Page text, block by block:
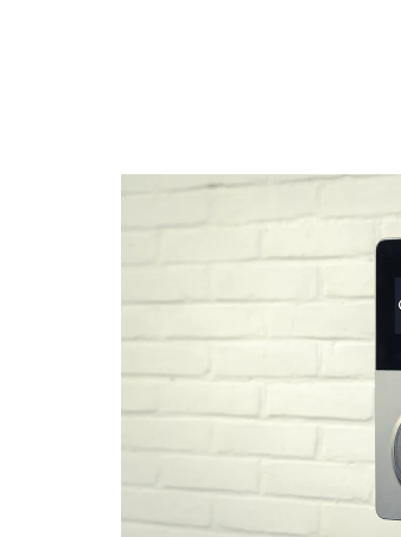
Vanaf € 46.301,-